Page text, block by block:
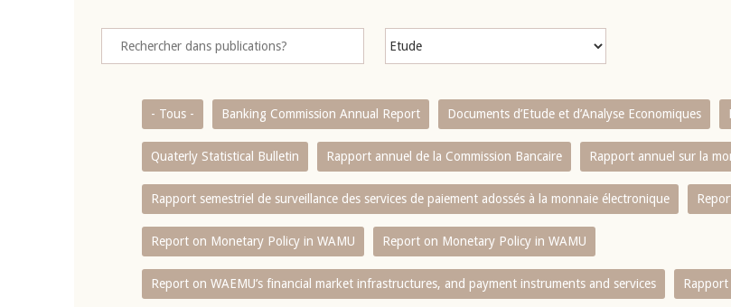
- Tous - Banking Commission Annual Report Documents d’Etude et d’Analyse Economiques
Quaterly Statistical Bulletin Rapport annuel de la Commission Bancaire Rapport annuel sur la
Rapport semestriel de surveillance des services de paiement adossés à la monnaie électronique
Report on Monetary Policy in WAMU Report on Monetary Policy in WAMU
Report on WAEMU’s financial market infrastructures, and payment instruments and services Rapport